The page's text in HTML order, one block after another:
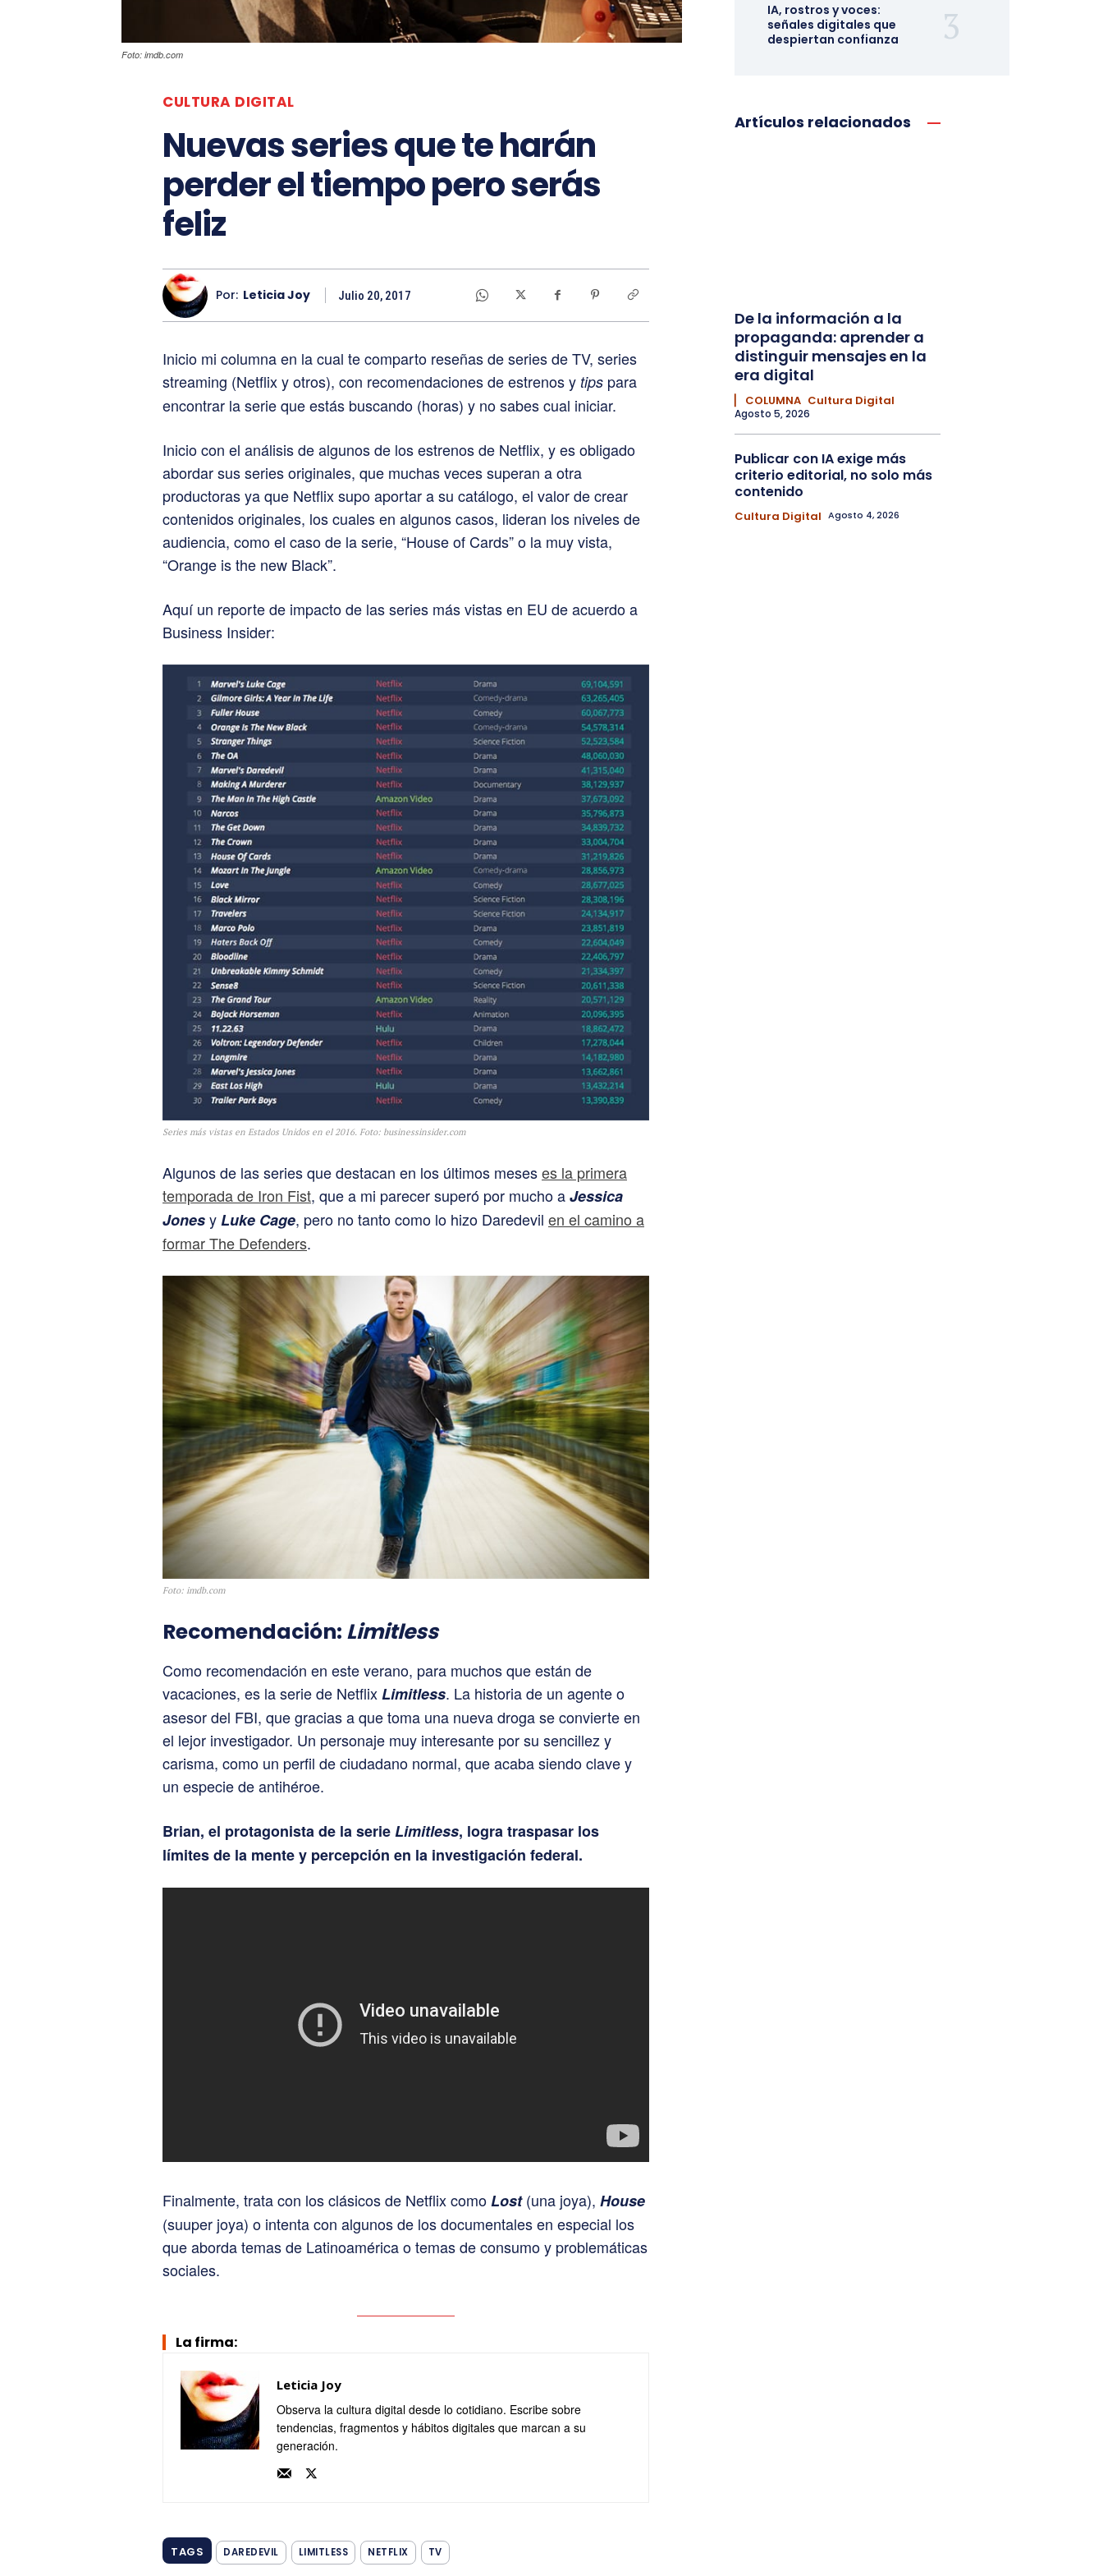
Foto: imdb.com
CULTURA DIGITAL
Nuevas series que te harán
perder el tiempo pero serás
feliz
Por: Leticia Joy Julio 20, 2017
Inicio mi columna en la cual te comparto reseñas de series de TV, series
streaming (Netflix y otros), con recomendaciones de estrenos y tips para
encontrar la serie que estás buscando (horas) y no sabes cual iniciar.
Inicio con el análisis de algunos de los estrenos de Netflix, y es obligado
abordar sus series originales, que muchas veces superan a otra
productoras ya que Netflix supo aportar a su catálogo, el valor de crear
contenidos originales, los cuales en algunos casos, lideran los niveles de
audiencia, como el caso de la serie, “House of Cards” o la muy vista,
“Orange is the new Black”.
Aquí un reporte de impacto de las series más vistas en EU de acuerdo a
Business Insider:
Series más vistas en Estados Unidos en el 2016. Foto: businessinsider.com
Algunos de las series que destacan en los últimos meseses la primera
temporada de Iron Fist, que a mi parecer superó por mucho aJessica
JonesyLuke Cage, pero no tanto como lo hizo Daredevil en el camino a
formar The Defenders.
Foto: imdb.com
Recomendación: Limitless
Como recomendación en este verano, para muchos que están de
vacaciones, es la serie de NetflixLimitless. La historia de un agente o
asesor del FBI, que gracias a que toma una nueva droga se convierte en
el lejor investigador. Un personaje muy interesante por su sencillez y
carisma, como un perfil de ciudadano normal, que acaba siendo clave y
un especie de antihéroe.
Brian, el protagonista de la serieLimitless, logra traspasar los
límites de la mente y percepción en la investigación federal.
Finalmente, trata con los clásicos de Netflix comoLost(una joya), House
(suuper joya) o intenta con algunos de los documentales en especial los
que aborda temas de Latinoamérica o temas de consumo y problemáticas
sociales.
La firma:
Leticia Joy
Observa la cultura digital desde lo cotidiano. Escribe sobre
tendencias, fragmentos y hábitos digitales que marcan a su
generación.
TAGS DAREDEVIL LIMITLESS NETFLIX TV
IA, rostros y voces:
señales digitales que
despiertan confianza
Artículos relacionados
De la información a la
propaganda: aprender a
distinguir mensajes en la
era digital
▏ COLUMNA Cultura Digital
Agosto 5, 2026
Publicar con IA exige más
criterio editorial, no solo más
contenido
Cultura Digital Agosto 4, 2026